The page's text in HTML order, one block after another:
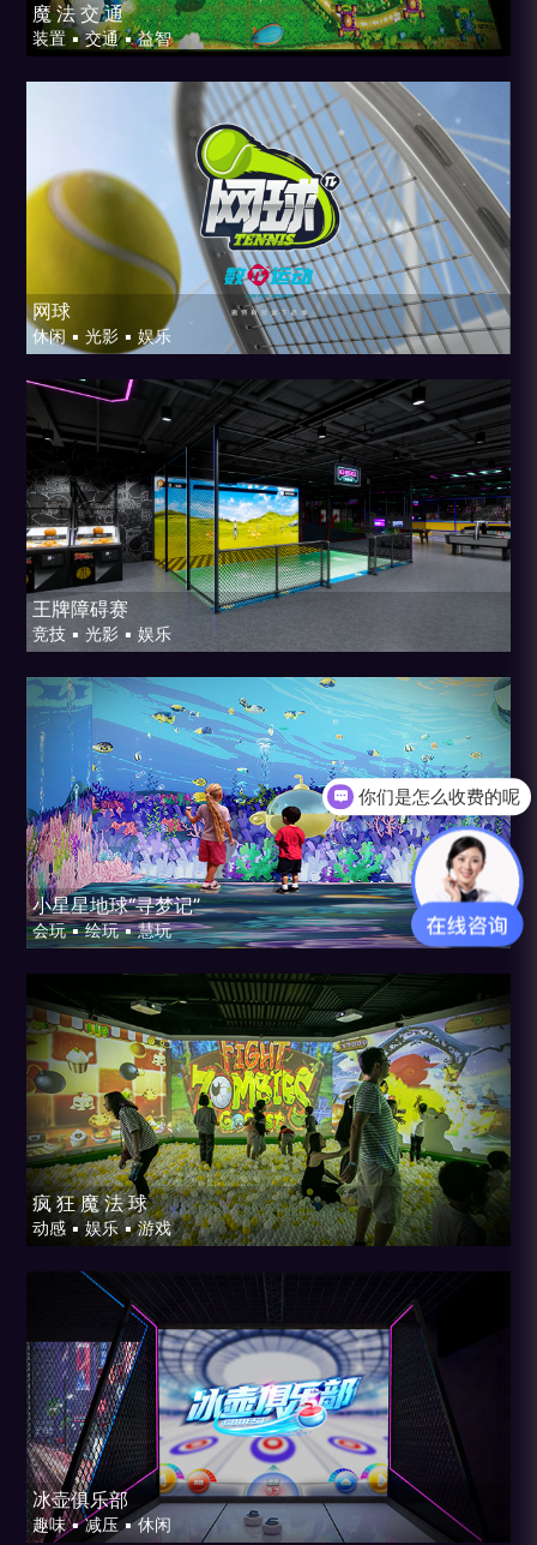
《HEILONGJIANG SCIENCE
AND TECHNOLOGY MUSEU
M》
黑龙江省科技馆
MORE
魔 法 交 通
装置 ▪ 交通 ▪ 益智
网球
休闲 ▪ 光影 ▪ 娱乐
王牌障碍赛
竞技 ▪ 光影 ▪ 娱乐
小星星地球“寻梦记”
会玩 ▪ 绘玩 ▪ 慧玩
疯 狂 魔 法 球
动感 ▪ 娱乐 ▪ 游戏
冰壶俱乐部
趣味 ▪ 减压 ▪ 休闲
你们是怎么收费的呢
有相关案例么？